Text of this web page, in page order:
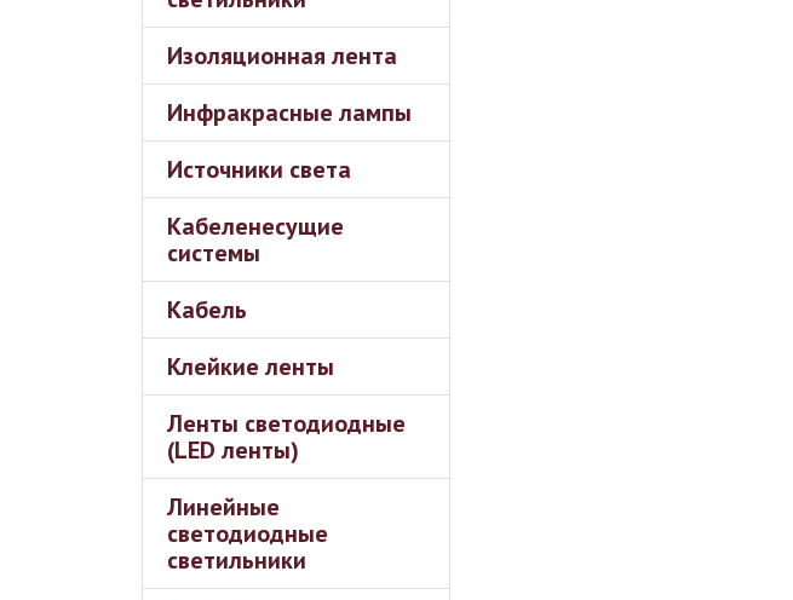
Изоляционная лента
Инфракрасные лампы
Источники света
Кабеленесущие
системы
Кабель
Клейкие ленты
Ленты светодиодные
(LED ленты)
Линейные
светодиодные
светильники